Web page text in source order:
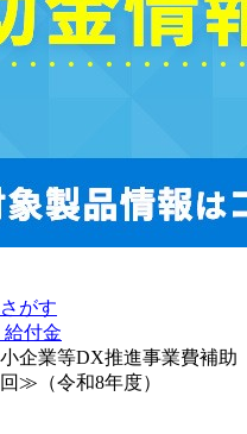
がす
付金
企業等DX推進事業費補助
≫（令和8年度）